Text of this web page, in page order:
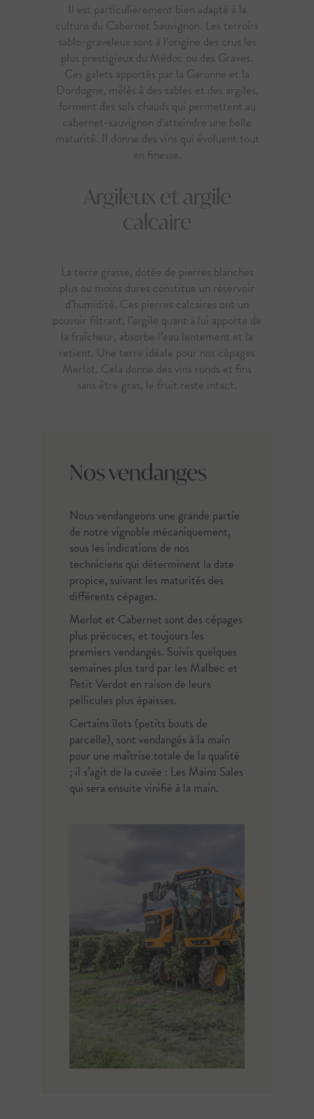
Il est particulièrement bien adapté à la
culture du Cabernet Sauvignon. Les terroirs
sablo-graveleux sont à l’origine des crus les
plus prestigieux du Médoc ou des Graves.
Ces galets apportés par la Garonne et la
Dordogne, mêlés à des sables et des argiles,
forment des sols chauds qui permettent au
cabernet-sauvignon d’atteindre une belle
maturité. Il donne des vins qui évoluent tout
en finesse.
Argileux et argile
calcaire
La terre grasse, dotée de pierres blanches
plus ou moins dures constitue un réservoir
d’humidité. Ces pierres calcaires ont un
pouvoir filtrant, l’argile quant à lui apporte de
la fraîcheur, absorbe l’eau lentement et la
retient. Une terre idéale pour nos cépages
Merlot. Cela donne des vins ronds et fins
sans être gras, le fruit reste intact.
Nos vendanges
Nous vendangeons une grande partie
de notre vignoble mécaniquement,
sous les indications de nos
techniciens qui déterminent la date
propice, suivant les maturités des
différents cépages.
Merlot et Cabernet sont des cépages
plus précoces, et toujours les
premiers vendangés. Suivis quelques
semaines plus tard par les Malbec et
Petit Verdot en raison de leurs
pellicules plus épaisses.
Certains îlots (petits bouts de
parcelle), sont vendangés à la main
pour une maîtrise totale de la qualité
; il s’agit de la cuvée : Les Mains Sales
qui sera ensuite vinifié à la main.